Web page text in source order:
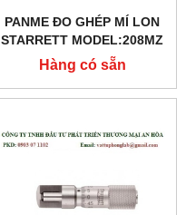
PANME ĐO GHÉP MÍ LON
STARRETT MODEL:208MZ
Hàng có sẵn